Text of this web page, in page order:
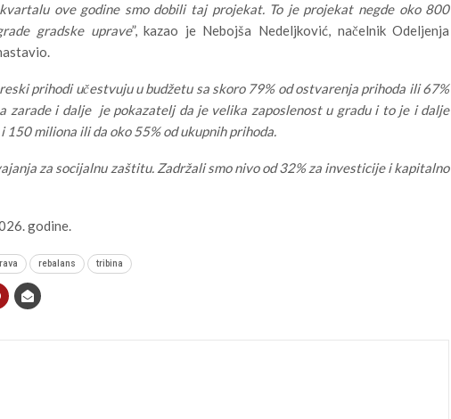
ove godine smo dobili taj projekat. To je projekat negde oko 800
gradske uprave”, kazao je Nebojša Nedeljković, načelnik Odeljenja
prihodi učestvuju u budžetu sa skoro 79% od ostvarenja prihoda ili 67%
zarade i dalje je pokazatelj da je velika zaposlenost u gradu i to je i dalje
miliona ili da oko 55% od ukupnih prihoda.
za socijalnu zaštitu. Zadržali smo nivo od 32% za investicije i kapitalno
godine.
rebalans tribina